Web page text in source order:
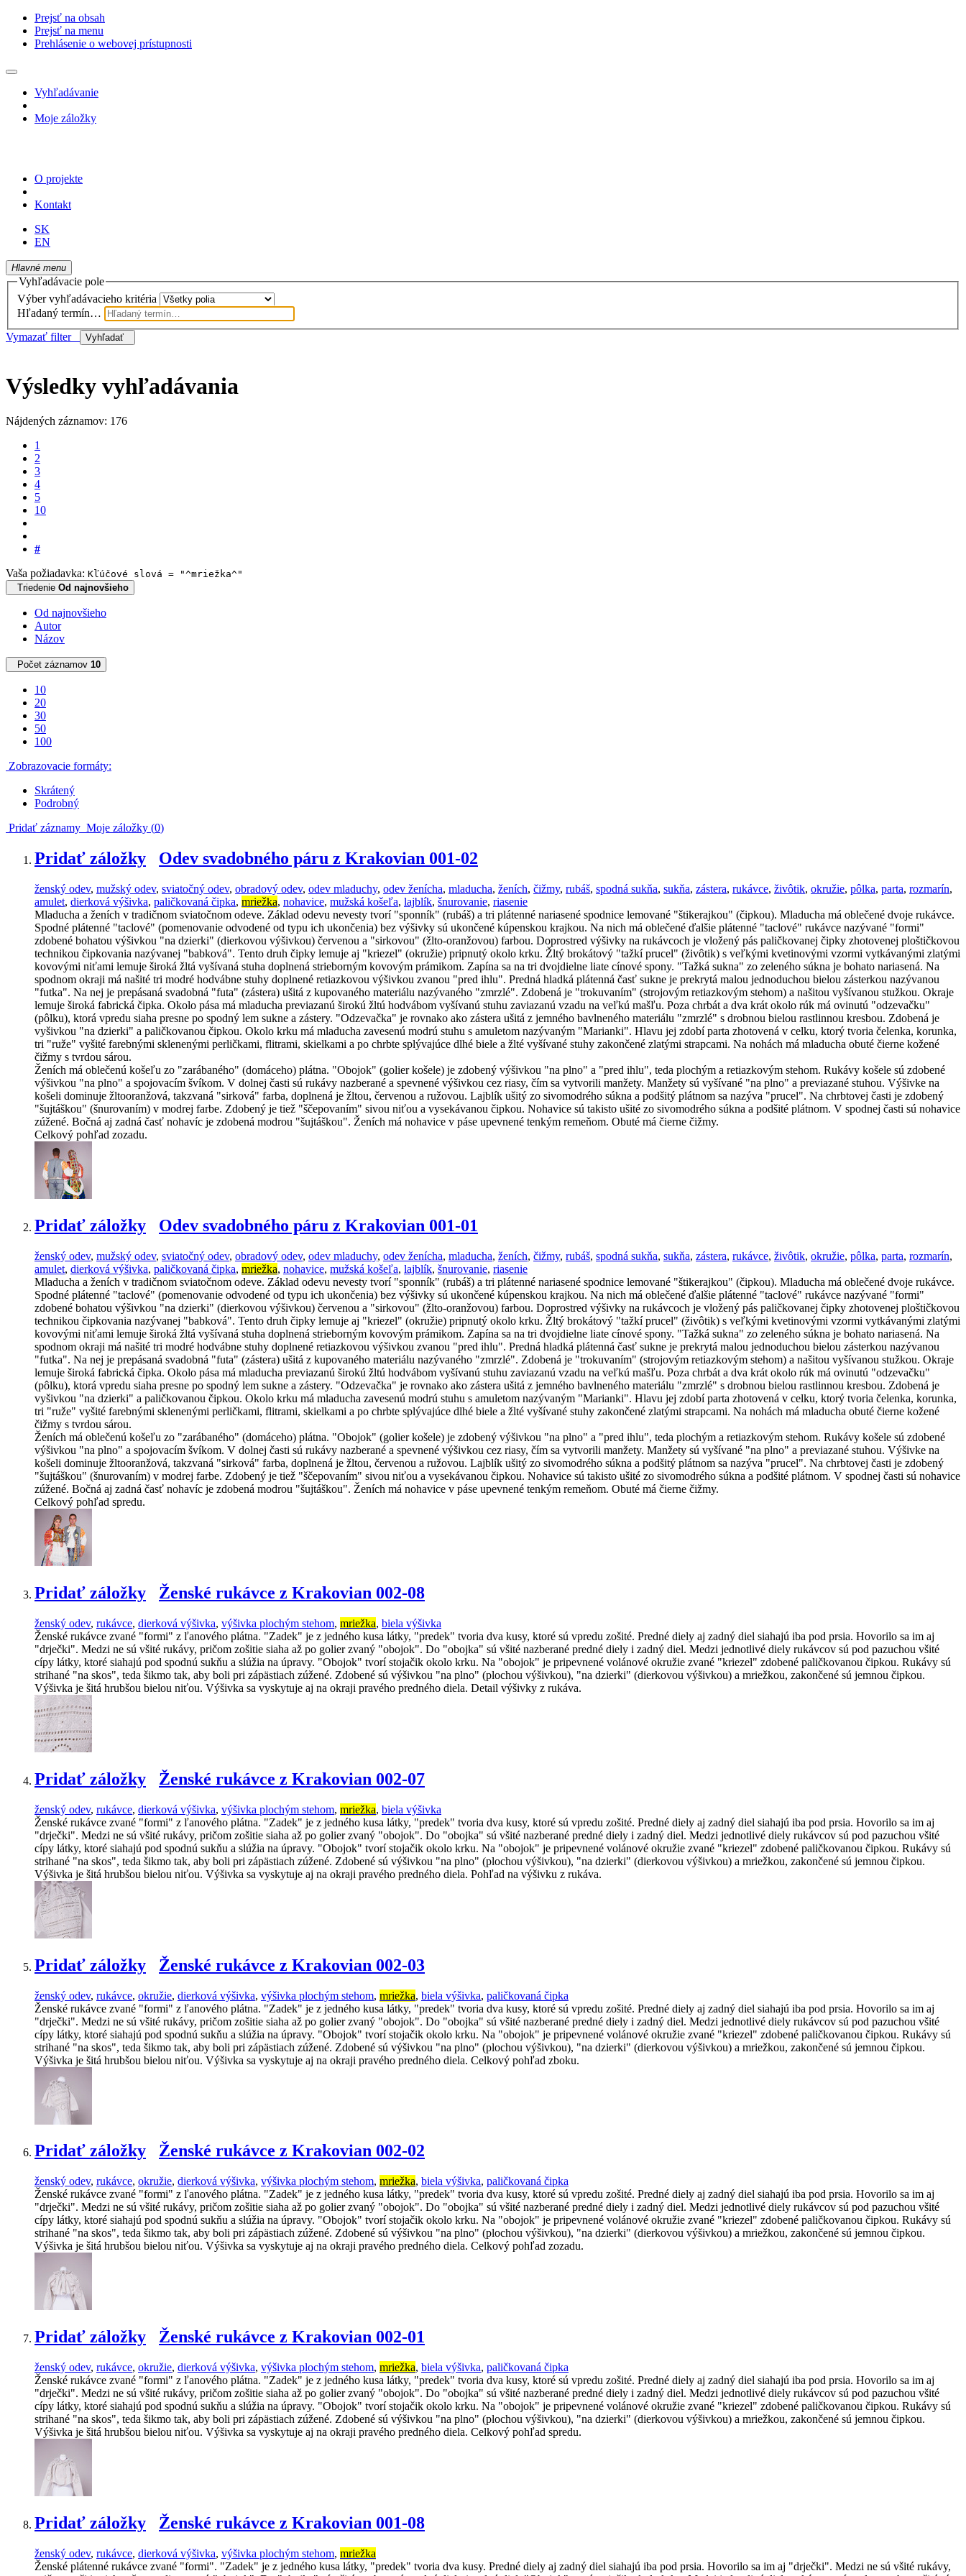
Prejsť na obsah
Prejsť na menu
Prehlásenie o webovej prístupnosti
Vyhľadávanie
Moje záložky
O projekte
Kontakt
SK
EN
Hlavné menu
Vyhľadávacie pole
Výber vyhľadávacieho kritéria
Hľadaný termín…
Vymazať filter
Vyhľadať
Výsledky vyhľadávania
Nájdených záznamov: 176
1
2
3
4
5
10
#
Vaša požiadavka: Kľúčové slová = "^mriežka^"
Triedenie Od najnovšieho
Od najnovšieho
Autor
Názov
Počet záznamov 10
10
20
30
50
100
Zobrazovacie formáty:
Skrátený
Podrobný
Pridať záznamy Moje záložky (0)
Pridať záložky Odev svadobného páru z Krakovian 001-02
ženský odev, mužský odev, sviatočný odev, obradový odev, odev mladuchy, odev ženícha, mladucha, ženích, čižmy, rubáš, spodná sukňa, sukňa, zástera, rukávce, živôtik, okružie, pôlka, parta, rozmarín,
amulet, dierková výšivka, paličkovaná čipka, mriežka, nohavice, mužská košeľa, lajblík, šnurovanie, riasenie
Mladucha a ženích v tradičnom sviatočnom odeve. Základ odevu nevesty tvorí "sponník" (rubáš) a tri plátenné nariasené spodnice lemované "štikerajkou" (čipkou). Mladucha má oblečené dvoje rukávce.
Spodné plátenné "taclové" (pomenovanie odvodené od typu ich ukončenia) bez výšivky sú ukončené kúpenskou krajkou. Na nich má oblečené ďalšie plátenné "taclové" rukávce nazývané "formi"
zdobené bohatou výšivkou "na dzierki" (dierkovou výšivkou) červenou a "sirkovou" (žlto-oranžovou) farbou. Doprostred výšivky na rukávcoch je vložený pás paličkovanej čipky zhotovenej ploštičkovou
technikou čipkovania nazývanej "babková". Tento druh čipky lemuje aj "kriezel" (okružie) pripnutý okolo krku. Žltý brokátový "tažkí prucel" (živôtik) s veľkými kvetinovými vzormi vytkávanými zlatými
kovovými niťami lemuje široká žltá vyšívaná stuha doplnená strieborným kovovým prámikom. Zapína sa na tri dvojdielne liate cínové spony. "Tažká sukna" zo zeleného súkna je bohato nariasená. Na
spodnom okraji má našité tri modré hodvábne stuhy doplnené retiazkovou výšivkou zvanou "pred ihlu". Predná hladká plátenná časť sukne je prekrytá malou jednoduchou bielou zásterkou nazývanou
"futka". Na nej je prepásaná svadobná "futa" (zástera) ušitá z kupovaného materiálu nazývaného "zmrzlé". Zdobená je "trokuvaním" (strojovým retiazkovým stehom) a našitou vyšívanou stužkou. Okraje
lemuje široká fabrická čipka. Okolo pása má mladucha previazanú širokú žltú hodvábom vyšívanú stuhu zaviazanú vzadu na veľkú mašľu. Poza chrbát a dva krát okolo rúk má ovinutú "odzevačku"
(pôlku), ktorá vpredu siaha presne po spodný lem sukne a zástery. "Odzevačka" je rovnako ako zástera ušitá z jemného bavlneného materiálu "zmrzlé" s drobnou bielou rastlinnou kresbou. Zdobená je
vyšivkou "na dzierki" a paličkovanou čipkou. Okolo krku má mladucha zavesenú modrú stuhu s amuletom nazývaným "Marianki". Hlavu jej zdobí parta zhotovená v celku, ktorý tvoria čelenka, korunka,
tri "ruže" vyšité farebnými sklenenými perličkami, flitrami, skielkami a po chrbte splývajúce dlhé biele a žlté vyšívané stuhy zakončené zlatými strapcami. Na nohách má mladucha obuté čierne kožené
čižmy s tvrdou sárou.
Ženích má oblečenú košeľu zo "zarábaného" (domáceho) plátna. "Obojok" (golier košele) je zdobený výšivkou "na plno" a "pred ihlu", teda plochým a retiazkovým stehom. Rukávy košele sú zdobené
výšivkou "na plno" a spojovacím švíkom. V dolnej časti sú rukávy nazberané a spevnené výšivkou cez riasy, čím sa vytvorili manžety. Manžety sú vyšívané "na plno" a previazané stuhou. Výšivke na
košeli dominuje žltooranžová, takzvaná "sirková" farba, doplnená je žltou, červenou a ružovou. Lajblík ušitý zo sivomodrého súkna a podšitý plátnom sa nazýva "prucel". Na chrbtovej časti je zdobený
"šujtáškou" (šnurovaním) v modrej farbe. Zdobený je tiež "ščepovaním" sivou niťou a vysekávanou čipkou. Nohavice sú takisto ušité zo sivomodrého súkna a podšité plátnom. V spodnej časti sú nohavice
zúžené. Bočná aj zadná časť nohavíc je zdobená modrou "šujtáškou". Ženích má nohavice v páse upevnené tenkým remeňom. Obuté má čierne čižmy.
Celkový pohľad zozadu.
Pridať záložky Odev svadobného páru z Krakovian 001-01
ženský odev, mužský odev, sviatočný odev, obradový odev, odev mladuchy, odev ženícha, mladucha, ženích, čižmy, rubáš, spodná sukňa, sukňa, zástera, rukávce, živôtik, okružie, pôlka, parta, rozmarín,
amulet, dierková výšivka, paličkovaná čipka, mriežka, nohavice, mužská košeľa, lajblík, šnurovanie, riasenie
Mladucha a ženích v tradičnom sviatočnom odeve. Základ odevu nevesty tvorí "sponník" (rubáš) a tri plátenné nariasené spodnice lemované "štikerajkou" (čipkou). Mladucha má oblečené dvoje rukávce.
Spodné plátenné "taclové" (pomenovanie odvodené od typu ich ukončenia) bez výšivky sú ukončené kúpenskou krajkou. Na nich má oblečené ďalšie plátenné "taclové" rukávce nazývané "formi"
zdobené bohatou výšivkou "na dzierki" (dierkovou výšivkou) červenou a "sirkovou" (žlto-oranžovou) farbou. Doprostred výšivky na rukávcoch je vložený pás paličkovanej čipky zhotovenej ploštičkovou
technikou čipkovania nazývanej "babková". Tento druh čipky lemuje aj "kriezel" (okružie) pripnutý okolo krku. Žltý brokátový "tažkí prucel" (živôtik) s veľkými kvetinovými vzormi vytkávanými zlatými
kovovými niťami lemuje široká žltá vyšívaná stuha doplnená strieborným kovovým prámikom. Zapína sa na tri dvojdielne liate cínové spony. "Tažká sukna" zo zeleného súkna je bohato nariasená. Na
spodnom okraji má našité tri modré hodvábne stuhy doplnené retiazkovou výšivkou zvanou "pred ihlu". Predná hladká plátenná časť sukne je prekrytá malou jednoduchou bielou zásterkou nazývanou
"futka". Na nej je prepásaná svadobná "futa" (zástera) ušitá z kupovaného materiálu nazývaného "zmrzlé". Zdobená je "trokuvaním" (strojovým retiazkovým stehom) a našitou vyšívanou stužkou. Okraje
lemuje široká fabrická čipka. Okolo pása má mladucha previazanú širokú žltú hodvábom vyšívanú stuhu zaviazanú vzadu na veľkú mašľu. Poza chrbát a dva krát okolo rúk má ovinutú "odzevačku"
(pôlku), ktorá vpredu siaha presne po spodný lem sukne a zástery. "Odzevačka" je rovnako ako zástera ušitá z jemného bavlneného materiálu "zmrzlé" s drobnou bielou rastlinnou kresbou. Zdobená je
vyšivkou "na dzierki" a paličkovanou čipkou. Okolo krku má mladucha zavesenú modrú stuhu s amuletom nazývaným "Marianki". Hlavu jej zdobí parta zhotovená v celku, ktorý tvoria čelenka, korunka,
tri "ruže" vyšité farebnými sklenenými perličkami, flitrami, skielkami a po chrbte splývajúce dlhé biele a žlté vyšívané stuhy zakončené zlatými strapcami. Na nohách má mladucha obuté čierne kožené
čižmy s tvrdou sárou.
Ženích má oblečenú košeľu zo "zarábaného" (domáceho) plátna. "Obojok" (golier košele) je zdobený výšivkou "na plno" a "pred ihlu", teda plochým a retiazkovým stehom. Rukávy košele sú zdobené
výšivkou "na plno" a spojovacím švíkom. V dolnej časti sú rukávy nazberané a spevnené výšivkou cez riasy, čím sa vytvorili manžety. Manžety sú vyšívané "na plno" a previazané stuhou. Výšivke na
košeli dominuje žltooranžová, takzvaná "sirková" farba, doplnená je žltou, červenou a ružovou. Lajblík ušitý zo sivomodrého súkna a podšitý plátnom sa nazýva "prucel". Na chrbtovej časti je zdobený
"šujtáškou" (šnurovaním) v modrej farbe. Zdobený je tiež "ščepovaním" sivou niťou a vysekávanou čipkou. Nohavice sú takisto ušité zo sivomodrého súkna a podšité plátnom. V spodnej časti sú nohavice
zúžené. Bočná aj zadná časť nohavíc je zdobená modrou "šujtáškou". Ženích má nohavice v páse upevnené tenkým remeňom. Obuté má čierne čižmy.
Celkový pohľad spredu.
Pridať záložky Ženské rukávce z Krakovian 002-08
ženský odev, rukávce, dierková výšivka, výšivka plochým stehom, mriežka, biela výšivka
Ženské rukávce zvané "formi" z ľanového plátna. "Zadek" je z jedného kusa látky, "predek" tvoria dva kusy, ktoré sú vpredu zošité. Predné diely aj zadný diel siahajú iba pod prsia. Hovorilo sa im aj
"drječki". Medzi ne sú všité rukávy, pričom zošitie siaha až po golier zvaný "obojok". Do "obojka" sú všité nazberané predné diely i zadný diel. Medzi jednotlivé diely rukávcov sú pod pazuchou všité
cípy látky, ktoré siahajú pod spodnú sukňu a slúžia na úpravy. "Obojok" tvorí stojačik okolo krku. Na "obojok" je pripevnené volánové okružie zvané "kriezel" zdobené paličkovanou čipkou. Rukávy sú
strihané "na skos", teda šikmo tak, aby boli pri zápästiach zúžené. Zdobené sú výšivkou "na plno" (plochou výšivkou), "na dzierki" (dierkovou výšivkou) a mriežkou, zakončené sú jemnou čipkou.
Výšivka je šitá hrubšou bielou niťou. Výšivka sa vyskytuje aj na okraji pravého predného diela. Detail výšivky z rukáva.
Pridať záložky Ženské rukávce z Krakovian 002-07
ženský odev, rukávce, dierková výšivka, výšivka plochým stehom, mriežka, biela výšivka
Ženské rukávce zvané "formi" z ľanového plátna. "Zadek" je z jedného kusa látky, "predek" tvoria dva kusy, ktoré sú vpredu zošité. Predné diely aj zadný diel siahajú iba pod prsia. Hovorilo sa im aj
"drječki". Medzi ne sú všité rukávy, pričom zošitie siaha až po golier zvaný "obojok". Do "obojka" sú všité nazberané predné diely i zadný diel. Medzi jednotlivé diely rukávcov sú pod pazuchou všité
cípy látky, ktoré siahajú pod spodnú sukňu a slúžia na úpravy. "Obojok" tvorí stojačik okolo krku. Na "obojok" je pripevnené volánové okružie zvané "kriezel" zdobené paličkovanou čipkou. Rukávy sú
strihané "na skos", teda šikmo tak, aby boli pri zápästiach zúžené. Zdobené sú výšivkou "na plno" (plochou výšivkou), "na dzierki" (dierkovou výšivkou) a mriežkou, zakončené sú jemnou čipkou.
Výšivka je šitá hrubšou bielou niťou. Výšivka sa vyskytuje aj na okraji pravého predného diela. Pohľad na výšivku z rukáva.
Pridať záložky Ženské rukávce z Krakovian 002-03
ženský odev, rukávce, okružie, dierková výšivka, výšivka plochým stehom, mriežka, biela výšivka, paličkovaná čipka
Ženské rukávce zvané "formi" z ľanového plátna. "Zadek" je z jedného kusa látky, "predek" tvoria dva kusy, ktoré sú vpredu zošité. Predné diely aj zadný diel siahajú iba pod prsia. Hovorilo sa im aj
"drječki". Medzi ne sú všité rukávy, pričom zošitie siaha až po golier zvaný "obojok". Do "obojka" sú všité nazberané predné diely i zadný diel. Medzi jednotlivé diely rukávcov sú pod pazuchou všité
cípy látky, ktoré siahajú pod spodnú sukňu a slúžia na úpravy. "Obojok" tvorí stojačik okolo krku. Na "obojok" je pripevnené volánové okružie zvané "kriezel" zdobené paličkovanou čipkou. Rukávy sú
strihané "na skos", teda šikmo tak, aby boli pri zápästiach zúžené. Zdobené sú výšivkou "na plno" (plochou výšivkou), "na dzierki" (dierkovou výšivkou) a mriežkou, zakončené sú jemnou čipkou.
Výšivka je šitá hrubšou bielou niťou. Výšivka sa vyskytuje aj na okraji pravého predného diela. Celkový pohľad zboku.
Pridať záložky Ženské rukávce z Krakovian 002-02
ženský odev, rukávce, okružie, dierková výšivka, výšivka plochým stehom, mriežka, biela výšivka, paličkovaná čipka
Ženské rukávce zvané "formi" z ľanového plátna. "Zadek" je z jedného kusa látky, "predek" tvoria dva kusy, ktoré sú vpredu zošité. Predné diely aj zadný diel siahajú iba pod prsia. Hovorilo sa im aj
"drječki". Medzi ne sú všité rukávy, pričom zošitie siaha až po golier zvaný "obojok". Do "obojka" sú všité nazberané predné diely i zadný diel. Medzi jednotlivé diely rukávcov sú pod pazuchou všité
cípy látky, ktoré siahajú pod spodnú sukňu a slúžia na úpravy. "Obojok" tvorí stojačik okolo krku. Na "obojok" je pripevnené volánové okružie zvané "kriezel" zdobené paličkovanou čipkou. Rukávy sú
strihané "na skos", teda šikmo tak, aby boli pri zápästiach zúžené. Zdobené sú výšivkou "na plno" (plochou výšivkou), "na dzierki" (dierkovou výšivkou) a mriežkou, zakončené sú jemnou čipkou.
Výšivka je šitá hrubšou bielou niťou. Výšivka sa vyskytuje aj na okraji pravého predného diela. Celkový pohľad zozadu.
Pridať záložky Ženské rukávce z Krakovian 002-01
ženský odev, rukávce, okružie, dierková výšivka, výšivka plochým stehom, mriežka, biela výšivka, paličkovaná čipka
Ženské rukávce zvané "formi" z ľanového plátna. "Zadek" je z jedného kusa látky, "predek" tvoria dva kusy, ktoré sú vpredu zošité. Predné diely aj zadný diel siahajú iba pod prsia. Hovorilo sa im aj
"drječki". Medzi ne sú všité rukávy, pričom zošitie siaha až po golier zvaný "obojok". Do "obojka" sú všité nazberané predné diely i zadný diel. Medzi jednotlivé diely rukávcov sú pod pazuchou všité
cípy látky, ktoré siahajú pod spodnú sukňu a slúžia na úpravy. "Obojok" tvorí stojačik okolo krku. Na "obojok" je pripevnené volánové okružie zvané "kriezel" zdobené paličkovanou čipkou. Rukávy sú
strihané "na skos", teda šikmo tak, aby boli pri zápästiach zúžené. Zdobené sú výšivkou "na plno" (plochou výšivkou), "na dzierki" (dierkovou výšivkou) a mriežkou, zakončené sú jemnou čipkou.
Výšivka je šitá hrubšou bielou niťou. Výšivka sa vyskytuje aj na okraji pravého predného diela. Celkový pohľad spredu.
Pridať záložky Ženské rukávce z Krakovian 001-08
ženský odev, rukávce, dierková výšivka, výšivka plochým stehom, mriežka
Ženské plátenné rukávce zvané "formi". "Zadek" je z jedného kusa látky, "predek" tvoria dva kusy. Predné diely aj zadný diel siahajú iba pod prsia. Hovorilo sa im aj "drječki". Medzi ne sú všité rukávy,